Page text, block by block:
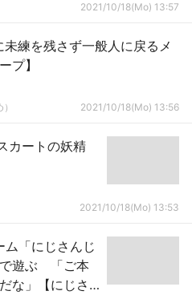
2021/10/18(Mo) 13:57
未練を残さず一般人に戻るメ
プ】
2021/10/18(Mo) 13:56
カートの妖精
2021/10/18(Mo) 13:53
ム「にじさんじ
で遊ぶ 「ご本
な」【にじさ